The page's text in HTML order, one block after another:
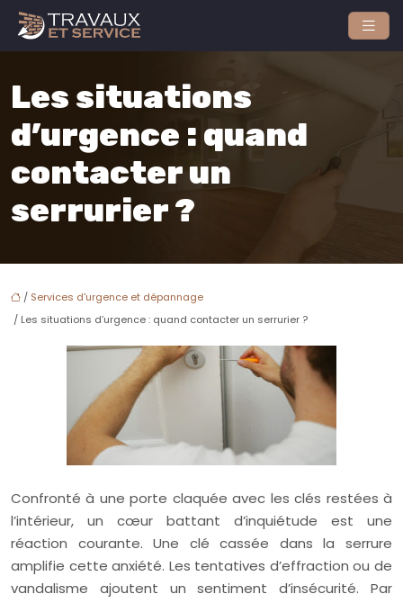
Les situations
d’urgence : quand
contacter un
serrurier ?
/ Services d'urgence et dépannage
/ Les situations d’urgence : quand contacter un serrurier ?
Confronté à une porte claquée avec les clés restées à
l’intérieur, un cœur battant d’inquiétude est une
réaction courante. Une clé cassée dans la serrure
amplifie cette anxiété. Les tentatives d’effraction ou de
vandalisme ajoutent un sentiment d’insécurité. Par